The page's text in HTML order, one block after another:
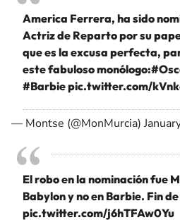
America Ferrera, ha sido
Actriz de Reparto por su
que es la excusa perfecta,
este fabuloso monólogo:
#Barbiepic.twitter.com/
— Montse (@MonMurcia)
El robo en la nominación fue
Babylon y no en Barbie. Fin
pic.twitter.com/j6hTFAw0Yu